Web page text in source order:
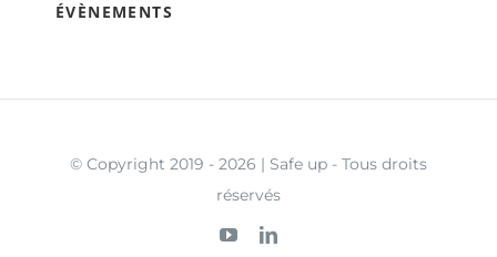
ÉVÈNEMENTS
© Copyright 2019 - 2026 | Safe up - Tous droits
réservés